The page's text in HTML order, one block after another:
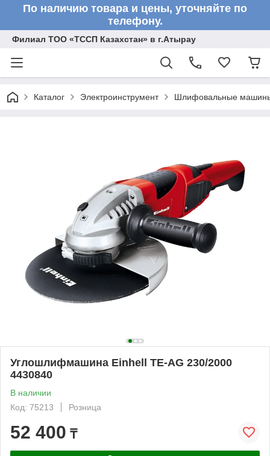
По наличию товара и цены, уточняйте по
телефону.
Филиал ТОО «ТССП Казахстан» в г.Атырау
Каталог Электроинструмент Шлифовальные
Углошлифмашина Einhell TE-AG 230/2000
4430840
В наличии
Код: 75213
Розница
52 400 ₸